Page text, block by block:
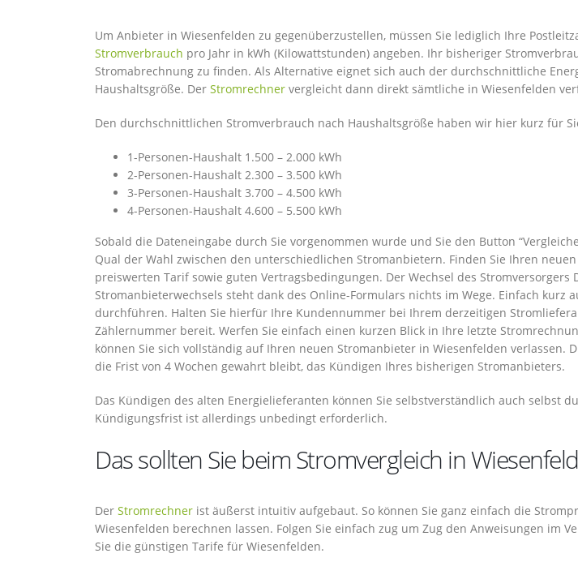
Um Anbieter in Wiesenfelden zu gegenüberzustellen, müssen Sie lediglich Ihre
Stromverbrauch pro Jahr in kWh (Kilowattstunden) angeben. Ihr bisheriger
Stromabrechnung zu finden. Als Alternative eignet sich auch der durchschnittliche
Haushaltsgröße. Der Stromrechner vergleicht dann direkt sämtliche in Wiesenfelden
Den durchschnittlichen Stromverbrauch nach Haushaltsgröße haben wir hier kurz für
1-Personen-Haushalt 1.500 – 2.000 kWh
2-Personen-Haushalt 2.300 – 3.500 kWh
3-Personen-Haushalt 3.700 – 4.500 kWh
4-Personen-Haushalt 4.600 – 5.500 kWh
Sobald die Dateneingabe durch Sie vorgenommen wurde und Sie den Button
Qual der Wahl zwischen den unterschiedlichen Stromanbietern. Finden Sie Ihren
preiswerten Tarif sowie guten Vertragsbedingungen. Der Wechsel des
Stromanbieterwechsels steht dank des Online-Formulars nichts im Wege. Einfach kurz
durchführen. Halten Sie hierfür Ihre Kundennummer bei Ihrem derzeitigen
Zählernummer bereit. Werfen Sie einfach einen kurzen Blick in Ihre letzte
können Sie sich vollständig auf Ihren neuen Stromanbieter in Wiesenfelden verlassen.
die Frist von 4 Wochen gewahrt bleibt, das Kündigen Ihres bisherigen Stromanbieters.
Das Kündigen des alten Energielieferanten können Sie selbstverständlich auch selbst
Kündigungsfrist ist allerdings unbedingt erforderlich.
Das sollten Sie beim Stromvergleich in
Der Stromrechner ist äußerst intuitiv aufgebaut. So können Sie ganz einfach die
Wiesenfelden berechnen lassen. Folgen Sie einfach zug um Zug den Anweisungen im
Sie die günstigen Tarife für Wiesenfelden.